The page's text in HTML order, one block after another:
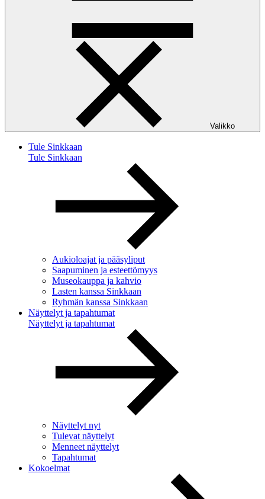
Valikko
Tule Sinkkaan
Tule Sinkkaan
Aukioloajat ja pääsyliput
Saapuminen ja esteettömyys
Museokauppa ja kahvio
Lasten kanssa Sinkkaan
Ryhmän kanssa Sinkkaan
Näyttelyt ja tapahtumat
Näyttelyt ja tapahtumat
Näyttelyt nyt
Tulevat näyttelyt
Menneet näyttelyt
Tapahtumat
Kokoelmat